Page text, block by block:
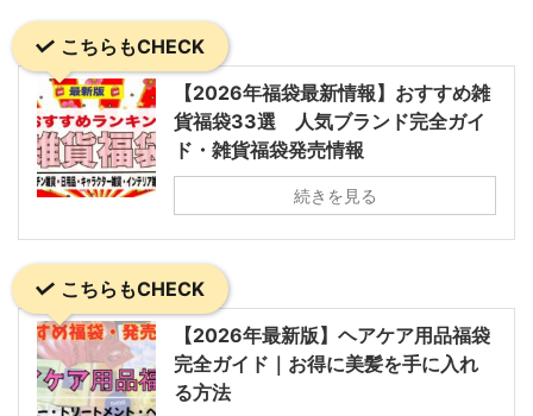
こちらもCHECK
【2026年福袋最新情報】おすすめ雑
貨福袋33選 人気ブランド完全ガイ
ド・雑貨福袋発売情報
続きを見る
こちらもCHECK
【2026年最新版】ヘアケア用品福袋
完全ガイド｜お得に美髪を手に入れ
る方法